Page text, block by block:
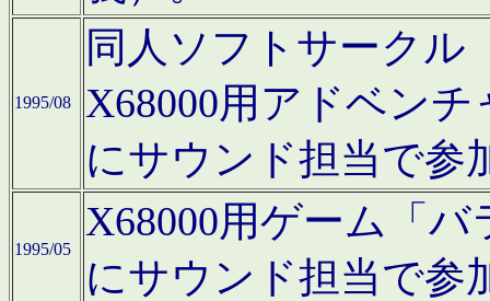
1995/08
同人ソフトサークル
X68000用アドベン
にサウンド担当で参
1995/05
X68000用ゲーム「
にサウンド担当で参